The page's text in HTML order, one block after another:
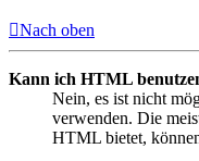
Nach oben
Kann ich HTML
Nein, es ist nicht
verwenden. Die
HTML bietet,